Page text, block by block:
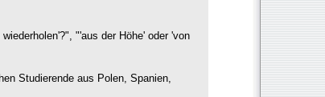
"'aus der Höhe' oder 'von
Studierende aus Polen, Spanien,